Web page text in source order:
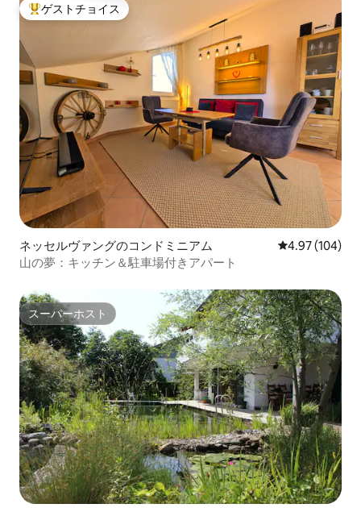
大好評のゲストチョイスです。
ゲストチョイス
ネッセルヴァングのコンドミニアム レビュー104
4.97 (104)
山の夢：キッチン＆駐車場付きアパート
スーパーホスト
スーパーホスト